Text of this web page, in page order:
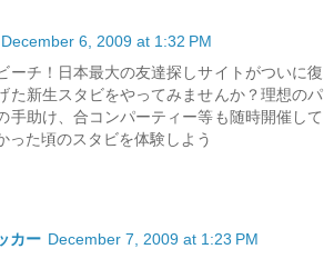
December 6, 2009 at 1:32 PM
ーチ！日本最大の友達探しサイトがついに復
た新生スタビをやってみませんか？理想のパ
手助け、合コンパーティー等も随時開催して
った頃のスタビを体験しよう
カー December 7, 2009 at 1:23 PM